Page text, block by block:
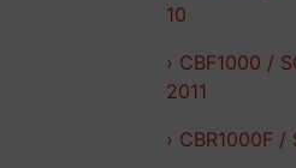
10
› CBF1000 /
2011
› CBR1000F /